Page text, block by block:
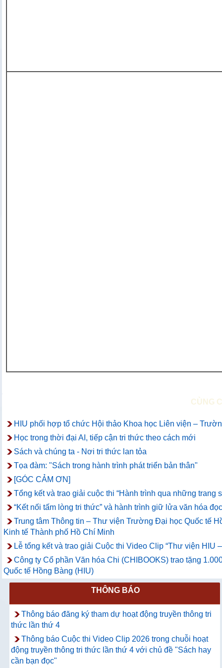
CÙNG
HIU phối hợp tổ chức Hội thảo Khoa học Liên viện –
Học trong thời đại AI, tiếp cận tri thức theo cách mới
Sách và chúng ta - Nơi tri thức lan tỏa
Tọa đàm: "Sách trong hành trình phát triển bản thân"
[GÓC CẢM ƠN]
Tổng kết và trao giải cuộc thi “Hành trình qua những trang
“Kết nối tấm lòng tri thức” và hành trình giữ lửa văn hóa
Trung tâm Thông tin – Thư viện Trường Đại học Quốc tế
Kinh tế Thành phố Hồ Chí Minh
Lễ tổng kết và trao giải Cuộc thi Video Clip “Thư viện HIU
Công ty Cổ phần Văn hóa Chi (CHIBOOKS) trao tặng
Quốc tế Hồng Bàng (HIU)
THÔNG BÁO
Thông báo đăng ký tham dự hoạt động truyền thông tri
thức lần thứ 4
Thông báo Cuộc thi Video Clip 2026 trong chuỗi hoạt
động truyền thông tri thức lần thứ 4 với chủ đề "Sách hay
cần bạn đọc"